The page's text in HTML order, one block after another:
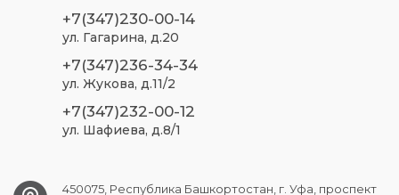
+7(347)230-00-14
ул. Гагарина, д.20
+7(347)236-34-34
ул. Жукова, д.11/2
+7(347)232-00-12
ул. Шафиева, д.8/1
450075, Республика Башкортостан, г. Уфа, проспект